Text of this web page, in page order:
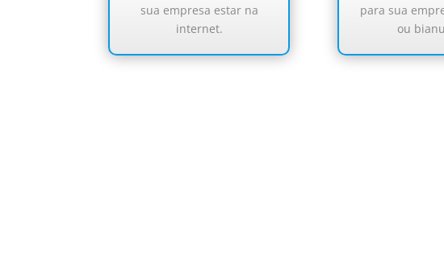
sua empresa estar na
internet.
para sua
ou